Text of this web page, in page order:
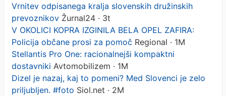
Vrnitev odpisanega kralja slovenskih družinskih
prevoznikov Žurnal24 · 3t
V OKOLICI KOPRA IZGINILA BELA OPEL ZAFIRA:
Policija občane prosi za pomoč Regional · 1M
Stellantis Pro One: racionalnejši kompaktni
dostavniki Avtomobilizem · 1M
Dizel je nazaj, kaj to pomeni? Med Slovenci je zelo
priljubljen. #foto Siol.net · 2M